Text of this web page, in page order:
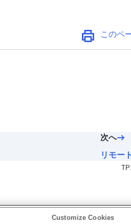
このペ
次へ
リモー
Customize Cookies